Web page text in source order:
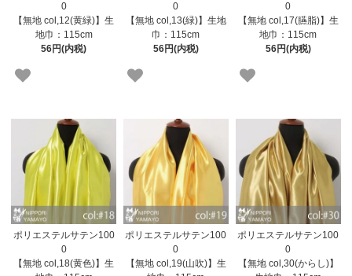
0
【無地 col,12(黄緑)】生
地巾：115cm
56円(内税)
0
【無地 col,13(緑)】生地
巾：115cm
56円(内税)
0
【無地 col,17(臙脂)】生
地巾：115cm
56円(内税)
ポリエステルサテン100
0
【無地 col,18(黄色)】生
ポリエステルサテン100
0
【無地 col,19(山吹)】生
ポリエステルサテン100
0
【無地 col,30(からし)】